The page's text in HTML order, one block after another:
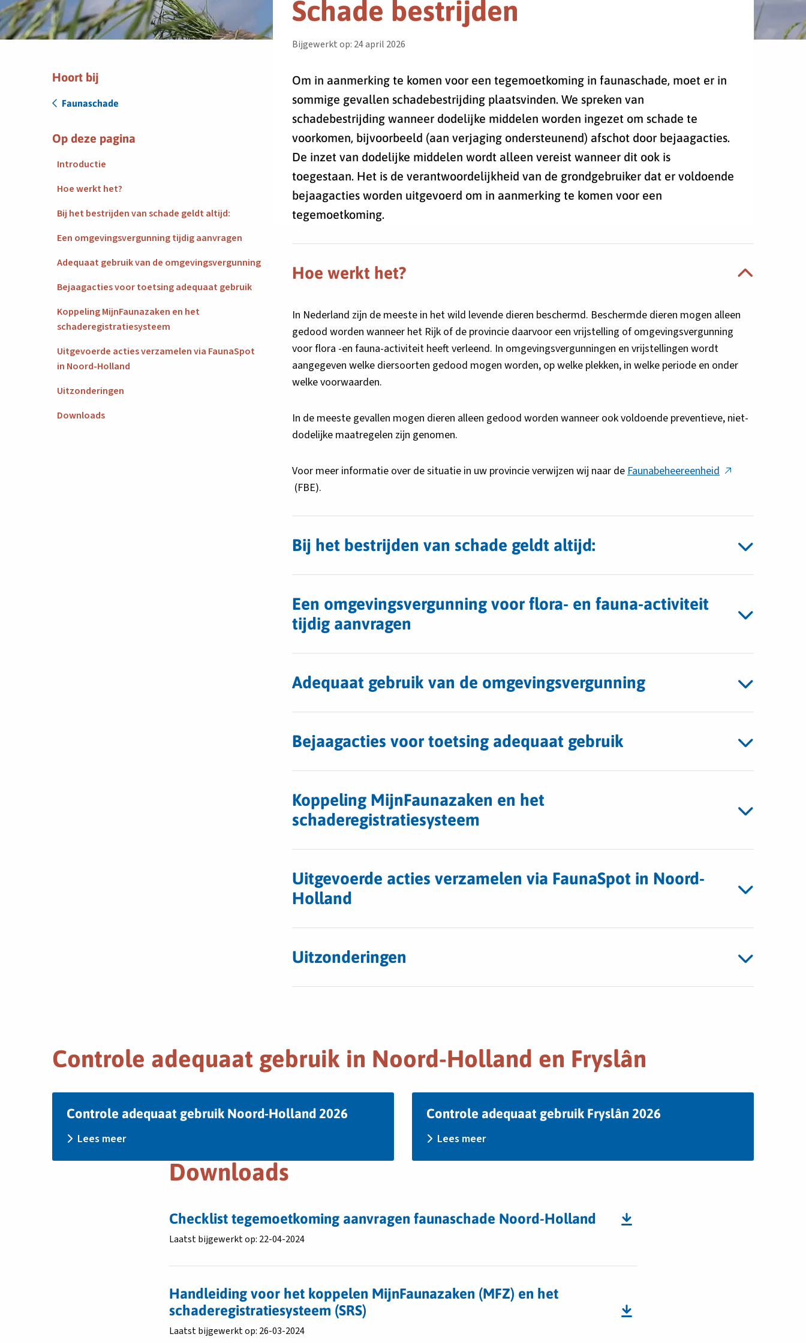
Hoort bij
Faunaschade
Op deze pagina
Introductie
Hoe werkt het?
Bij het bestrijden van schade geldt altijd:
Een omgevingsvergunning tijdig aanvragen
Adequaat gebruik van de omgevingsvergunning
Bejaagacties voor toetsing adequaat gebruik
Koppeling MijnFaunazaken en het
schaderegistratiesysteem
Uitgevoerde acties verzamelen via FaunaSpot
in Noord-Holland
Uitzonderingen
Downloads
Schade bestrijden
Bijgewerkt op: 24 april 2026
Om in aanmerking te komen voor een tegemoetkoming in faunaschade, moet er in
sommige gevallen schadebestrijding plaatsvinden. We spreken van
schadebestrijding wanneer dodelijke middelen worden ingezet om schade te
voorkomen, bijvoorbeeld (aan verjaging ondersteunend) afschot door bejaagacties.
De inzet van dodelijke middelen wordt alleen vereist wanneer dit ook is
toegestaan. Het is de verantwoordelijkheid van de grondgebruiker dat er voldoende
bejaagacties worden uitgevoerd om in aanmerking te komen voor een
tegemoetkoming.
Hoe werkt het?
In Nederland zijn de meeste in het wild levende dieren beschermd. Beschermde dieren mogen alleen
gedood worden wanneer het Rijk of de provincie daarvoor een vrijstelling of omgevingsvergunning
voor flora -en fauna-activiteit heeft verleend. In omgevingsvergunningen en vrijstellingen wordt
aangegeven welke diersoorten gedood mogen worden, op welke plekken, in welke periode en onder
welke voorwaarden.
In de meeste gevallen mogen dieren alleen gedood worden wanneer ook voldoende preventieve, niet-
dodelijke maatregelen zijn genomen.
Voor meer informatie over de situatie in uw provincie verwijzen wij naar deFaunabeheereenheidDeze
in
nieuw
tabblad
(FBE).
Bij het bestrijden van schade geldt altijd:
Een omgevingsvergunning voor flora- en fauna-activiteit
tijdig aanvragen
Adequaat gebruik van de omgevingsvergunning
Bejaagacties voor toetsing adequaat gebruik
Koppeling MijnFaunazaken en het
schaderegistratiesysteem
Uitgevoerde acties verzamelen via FaunaSpot in Noord-
Holland
Uitzonderingen
Controle adequaat gebruik in Noord-Holland en Fryslân
Controle adequaat gebruik Noord-Holland 2026
Lees meer
meer
Controle
adequaat
Controle adequaat gebruik Fryslân 2026
Lees meer
meer
Controle
adequaat
Downloads
Checklist tegemoetkoming aanvragen faunaschade Noord-Holland
Laatst bijgewerkt op: 22-04-2024
Download
Checklist
faunaschade
Noord-
Holland
Handleiding voor het koppelen MijnFaunazaken (MFZ) en het
schaderegistratiesysteem (SRS)
Laatst bijgewerkt op: 26-03-2024
bestand
Handleiding
voor
het